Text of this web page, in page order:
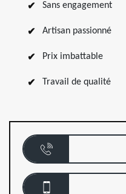
Sans engagement
Artisan passionné
Prix imbattable
Travail de qualité